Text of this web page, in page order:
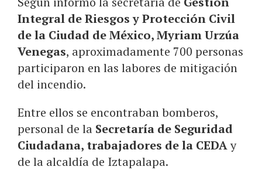
Integral de Riesgos y Protección Civil
de la Ciudad de México, Myriam Urzúa
Venegas, aproximadamente 700 personas
participaron en las labores de mitigación
del incendio.
Entre ellos se encontraban bomberos,
personal de la Secretaría de Seguridad
Ciudadana, trabajadores de la CEDAy
de la alcaldía de Iztapalapa.